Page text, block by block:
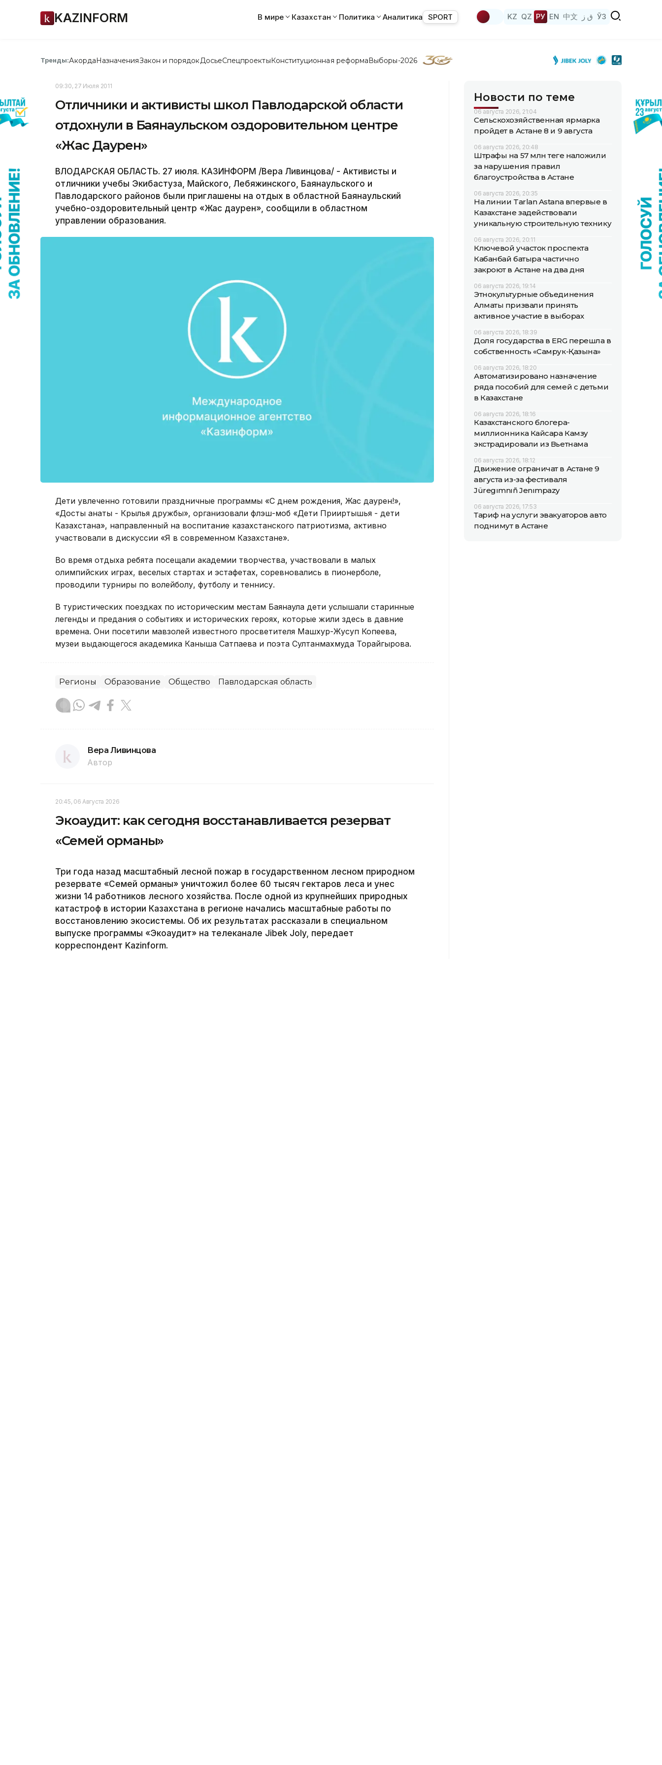
KAZINFORM В мире Казахстан Политика Аналитика SPORT KZ QZ РУ EN 中文 ق ز ЎЗ
Тренды:АкордаНазначенияЗакон и порядок ДосьеСпецпроектыКонституционная реформаВыборы-2026
09:30, 27 Июля 2011
Отличники и активисты школ Павлодарской области
отдохнули в Баянаульском оздоровительном центре
«Жас Даурен»
ВЛОДАРСКАЯ ОБЛАСТЬ. 27 июля. КАЗИНФОРМ /Вера Ливинцова/ - Активисты и
отличники учебы Экибастуза, Майского, Лебяжинского, Баянаульского и
Павлодарского районов были приглашены на отдых в областной Баянаульский
учебно-оздоровительный центр «Жас даурен», сообщили в областном
управлении образования.
Дети увлеченно готовили праздничные программы «С днем рождения, Жас даурен!»,
«Достық қанаты - Крылья дружбы», организовали флэш-моб «Дети Прииртышья - дети
Казахстана», направленный на воспитание казахстанского патриотизма, активно
участвовали в дискуссии «Я в современном Казахстане».
Во время отдыха ребята посещали академии творчества, участвовали в малых
олимпийских играх, веселых стартах и эстафетах, соревновались в пионерболе,
проводили турниры по волейболу, футболу и теннису.
В туристических поездках по историческим местам Баянаула дети услышали старинные
легенды и предания о событиях и исторических героях, которые жили здесь в давние
времена. Они посетили мавзолей известного просветителя Машхур-Жусуп Копеева,
музеи выдающегося академика Каныша Сатпаева и поэта Султанмахмуда Торайгырова.
Регионы Образование Общество Павлодарская область
Вера Ливинцова
Автор
20:45, 06 Августа 2026
Экоаудит: как сегодня восстанавливается резерват
«Семей орманы»
Три года назад масштабный лесной пожар в государственном лесном природном
резервате «Семей орманы» уничтожил более 60 тысяч гектаров леса и унес
жизни 14 работников лесного хозяйства. После одной из крупнейших природных
катастроф в истории Казахстана в регионе начались масштабные работы по
восстановлению экосистемы. Об их результатах рассказали в специальном
выпуске программы «Экоаудит» на телеканале Jibek Joly, передает
корреспондент Kazinform.
Новости по теме
06 августа 2026, 21:04
Сельскохозяйственная ярмарка
пройдет в Астане 8 и 9 августа
06 августа 2026, 20:48
Штрафы на 57 млн теңге наложили
за нарушения правил
благоустройства в Астане
06 августа 2026, 20:35
На линии Tarlan Astana впервые в
Казахстане задействовали
уникальную строительную технику
06 августа 2026, 20:11
Ключевой участок проспекта
Кабанбай батыра частично
закроют в Астане на два дня
06 августа 2026, 19:14
Этнокультурные объединения
Алматы призвали принять
активное участие в выборах
06 августа 2026, 18:39
Доля государства в ERG перешла в
собственность «Самрук-Қазына»
06 августа 2026, 18:20
Автоматизировано назначение
ряда пособий для семей с детьми
в Казахстане
06 августа 2026, 18:16
Казахстанского блогера-
миллионника Кайсара Камзу
экстрадировали из Вьетнама
06 августа 2026, 18:12
Движение ограничат в Астане 9
августа из-за фестиваля
Jüregımnıñ Jenımpazy
06 августа 2026, 17:53
Тариф на услуги эвакуаторов авто
поднимут в Астане